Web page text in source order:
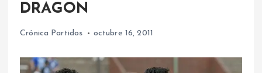
DRAGON
Crónica Partidos octubre 16, 2011